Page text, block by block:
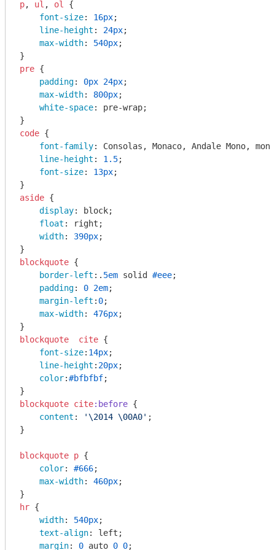
p, ul , ol
{
font-size: 16px;
line-height : 24px;
max-width: 540px;
pre {
padding: 0px 24px;
max-width: 800px;
white-space: pre-wrap;
code {
font-family: Consolas, Monaco, Andale Mono,
line-height : 1.5;
font-size: 13px;
aside {
display: block;
float : right;
width: 390px;
blockquote {
border-left :. 5em solid #eee;
padding: 0 2em;
margin-left : 0;
max-width: 476px;
blockquote
cite {
font-size: 14px;
line-height : 20px;
color:#bfbfbf;
blockquote cite:before {
content : '\2014 \00A0' ;
}
blockquote p {
color: #666;
max-width: 460px;
hr {
width: 540px;
text-align: left;
margin: 0 auto 0 0;